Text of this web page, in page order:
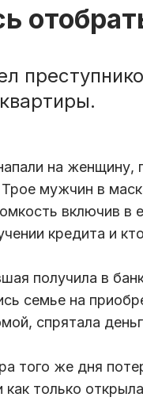
на женщину,
мужчин в
включив в
кредита и
получила в
семье на
спрятала
того же дня
только